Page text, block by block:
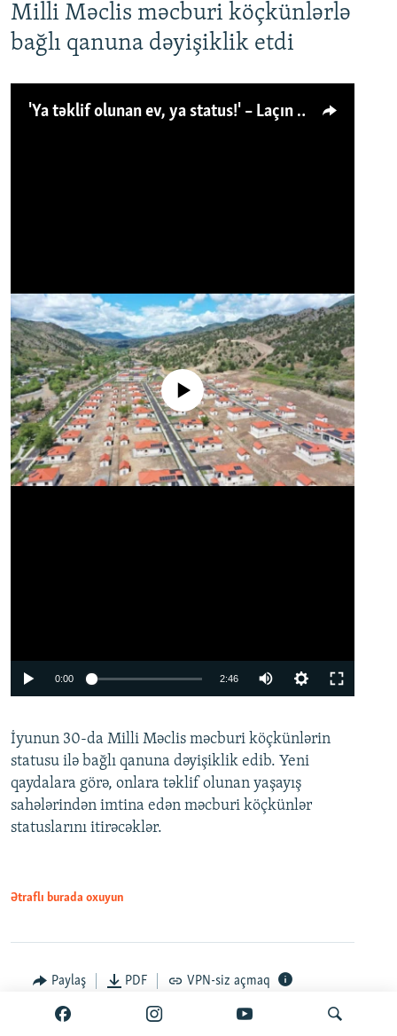
Milli Məclis məcburi köçkünlərlə
bağlı qanuna dəyişiklik etdi
'Ya təklif olunan ev, ya status!' – Laçın köçkünü: 'Laçından başqa heç hara!'
Auto 240p 360p 480p
720p
No media source currently available
0:00 2:46
360p
480p
720p
İyunun 30-da Milli Məclis məcburi köçkünlərin
statusu ilə bağlı qanuna dəyişiklik edib. Yeni
qaydalara görə, onlara təklif olunan yaşayış
sahələrindən imtina edən məcburi köçkünlər
statuslarını itirəcəklər.
Ətraflı burada oxuyun
Paylaş PDF VPN-siz açmaq